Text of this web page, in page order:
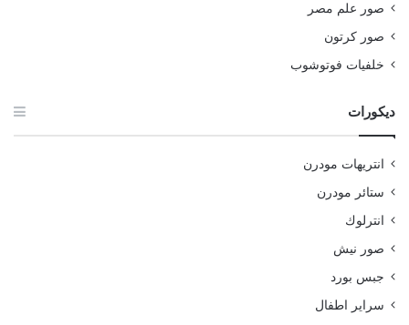
صور علم مصر
صور كرتون
خلفيات فوتوشوب
ديكورات
انتريهات مودرن
ستائر مودرن
انترلوك
صور نيش
جبس بورد
سراير اطفال